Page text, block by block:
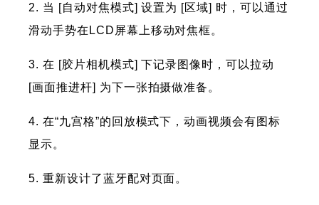
2. 当 [自动对焦模式] 设置为 [区域] 时，可以通过
滑动手势在LCD屏幕上移动对焦框。
3. 在 [胶片相机模式] 下记录图像时，可以拉动
[画面推进杆] 为下一张拍摄做准备。
4. 在“九宫格”的回放模式下，动画视频会有图标
显示。
5. 重新设计了蓝牙配对页面。